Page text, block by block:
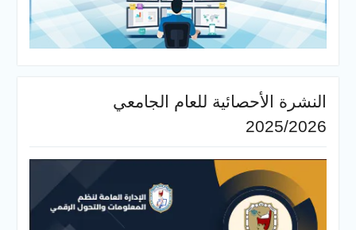
النشرة الأحصائية للعام الجامعي
2025/2026